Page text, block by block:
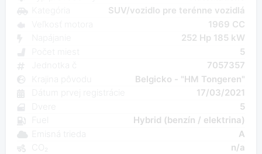
SUV/vozidlo pre terénne vozidlá
1969 CC
252 Hp 185 kW
5
7057357
Belgicko - "HM Tongeren"
17/03/2021
5
Hybrid (benzín / elektrina)
A
n/a